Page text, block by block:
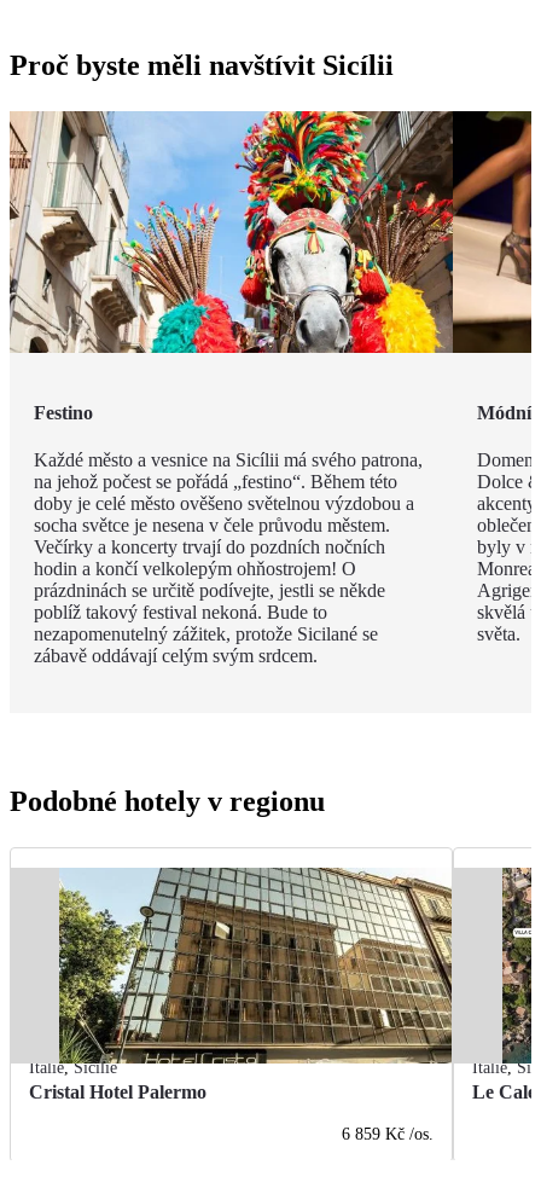
Proč byste měli navštívit Sicílii
Festino
Každé město a vesnice na Sicílii má svého patrona,
na jehož počest se pořádá „festino“. Během této
doby je celé město ověšeno světelnou výzdobou a
socha světce je nesena v čele průvodu městem.
Večírky a koncerty trvají do pozdních nočních
hodin a končí velkolepým ohňostrojem! O
prázdninách se určitě podívejte, jestli se někde
poblíž takový festival nekoná. Bude to
nezapomenutelný zážitek, protože Sicilané se
zábavě oddávají celým svým srdcem.
Módní
Dolce
byly v
skvělá
světa.
Podobné hotely v regionu
Itálie,Sicílie
Cristal Hotel Palermo
6 859 Kč /os.
Itálie,
Le